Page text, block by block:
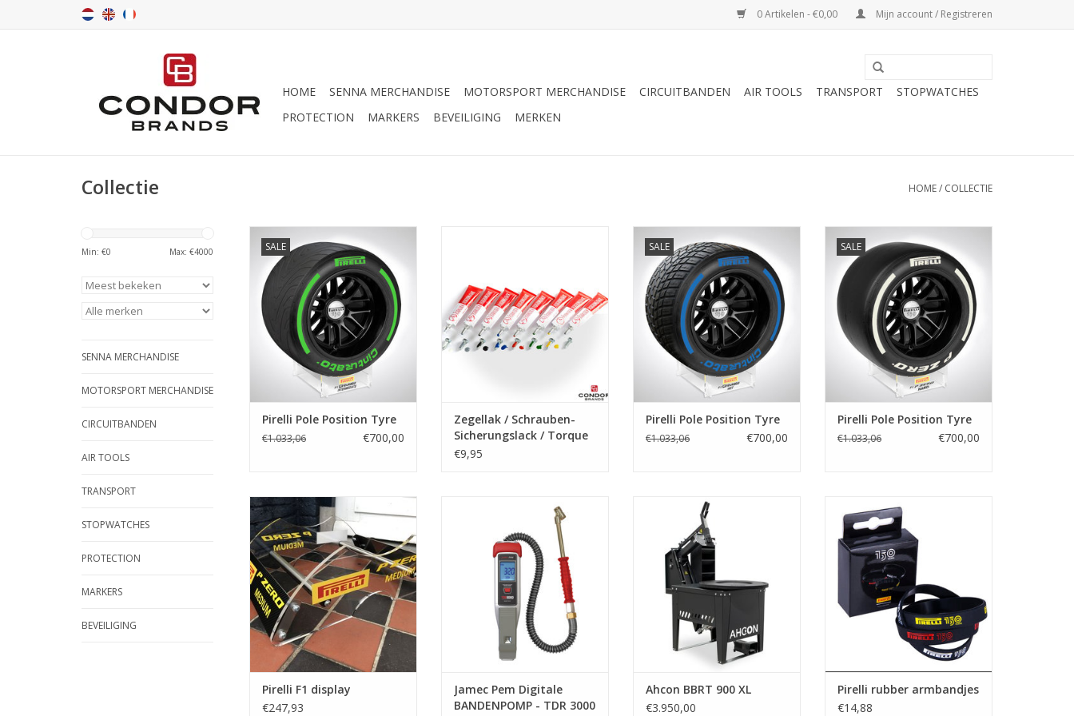
0 Artikelen - €0,00 Mijn account / Registreren
HOME SENNA MERCHANDISE MOTORSPORT MERCHANDISE CIRCUITBANDEN AIR TOOLS TRANSPORT
STOPWATCHES
PROTECTION
MARKERS BEVEILIGING MERKEN
Collectie HOME/ COLLECTIE
Min: €0 Max: €4000
SENNA MERCHANDISE
MOTORSPORT MERCHANDISE
CIRCUITBANDEN
AIR TOOLS
TRANSPORT
STOPWATCHES
PROTECTION
MARKERS
BEVEILIGING
SALE
TOEVOEGEN AAN WINKELWAGEN
Pirelli Pole Position Tyre
€1.033,06 €700,00
Zegellak / Schrauben-
Sicherungslack / Torque
sealant
€9,95
SALE
TOEVOEGEN AAN WINKELWAGEN
Pirelli Pole Position Tyre
€1.033,06 €700,00
SALE
TOEVOEGEN AAN WINKELWAGEN
Pirelli Pole Position Tyre
€1.033,06 €700,00
Pirelli F1 display
TOEVOEGEN AAN WINKELWAGEN
Pirelli F1 display
€247,93
Jamec PEM Jamec Pem Digitale
BANDENPOMP - TDR 3000
TOEVOEGEN AAN WINKELWAGEN
Jamec Pem Digitale
BANDENPOMP - TDR 3000
Horizontale afdruktafel inclusief
magic arm, vakkenkast en
frontplaat.
TOEVOEGEN AAN WINKELWAGEN
Ahcon BBRT 900 XL
€3.950,00
Pirelli rubber armbandjes
TOEVOEGEN AAN WINKELWAGEN
Pirelli rubber armbandjes
€14,88